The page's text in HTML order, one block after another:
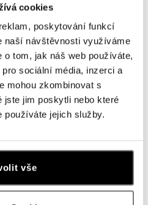
cookies
poskytování funkcí
naší návštěvnosti využíváme
o tom, jak náš web používáte,
sociální média, inzerci a
mohou zkombinovat s
jim poskytli nebo které
používáte jejich služby.
vše
od 601 €
Náhrdelník s diamantmi a citrínom